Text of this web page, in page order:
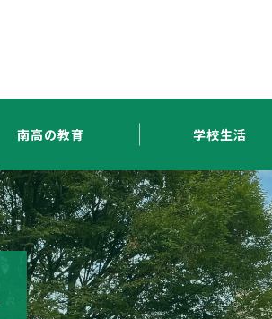
南高の教育 学校生活